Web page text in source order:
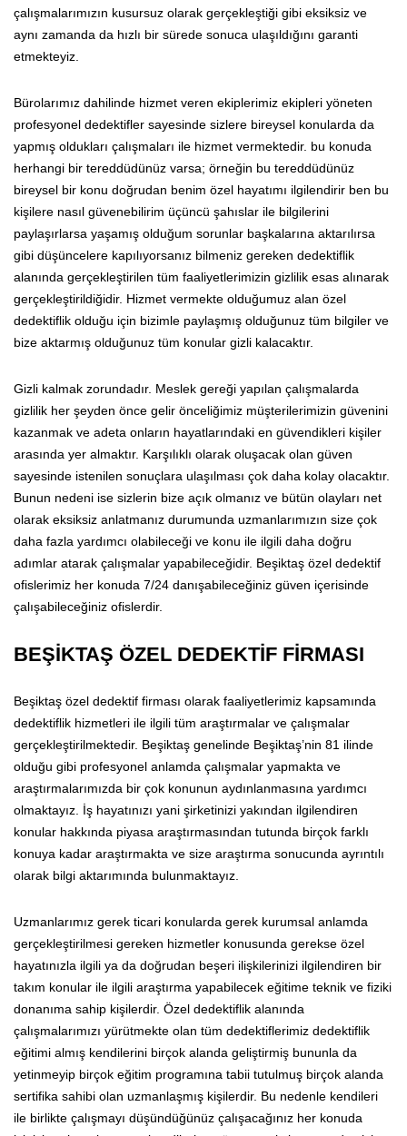
çalışmalarımızın kusursuz olarak gerçekleştiği gibi eksiksiz ve
aynı zamanda da hızlı bir sürede sonuca ulaşıldığını garanti
etmekteyiz.
Bürolarımız dahilinde hizmet veren ekiplerimiz ekipleri yöneten
profesyonel dedektifler sayesinde sizlere bireysel konularda da
yapmış oldukları çalışmaları ile hizmet vermektedir. bu konuda
herhangi bir tereddüdünüz varsa; örneğin bu tereddüdünüz
bireysel bir konu doğrudan benim özel hayatımı ilgilendirir ben bu
kişilere nasıl güvenebilirim üçüncü şahıslar ile bilgilerini
paylaşırlarsa yaşamış olduğum sorunlar başkalarına aktarılırsa
gibi düşüncelere kapılıyorsanız bilmeniz gereken dedektiflik
alanında gerçekleştirilen tüm faaliyetlerimizin gizlilik esas alınarak
gerçekleştirildiğidir. Hizmet vermekte olduğumuz alan özel
dedektiflik olduğu için bizimle paylaşmış olduğunuz tüm bilgiler ve
bize aktarmış olduğunuz tüm konular gizli kalacaktır.
Gizli kalmak zorundadır. Meslek gereği yapılan çalışmalarda
gizlilik her şeyden önce gelir önceliğimiz müşterilerimizin güvenini
kazanmak ve adeta onların hayatlarındaki en güvendikleri kişiler
arasında yer almaktır. Karşılıklı olarak oluşacak olan güven
sayesinde istenilen sonuçlara ulaşılması çok daha kolay olacaktır.
Bunun nedeni ise sizlerin bize açık olmanız ve bütün olayları net
olarak eksiksiz anlatmanız durumunda uzmanlarımızın size çok
daha fazla yardımcı olabileceği ve konu ile ilgili daha doğru
adımlar atarak çalışmalar yapabileceğidir. Beşiktaş özel dedektif
ofislerimiz her konuda 7/24 danışabileceğiniz güven içerisinde
çalışabileceğiniz ofislerdir.
BEŞİKTAŞ ÖZEL DEDEKTİF FİRMASI
Beşiktaş özel dedektif firması olarak faaliyetlerimiz kapsamında
dedektiflik hizmetleri ile ilgili tüm araştırmalar ve çalışmalar
gerçekleştirilmektedir. Beşiktaş genelinde Beşiktaş’nin 81 ilinde
olduğu gibi profesyonel anlamda çalışmalar yapmakta ve
araştırmalarımızda bir çok konunun aydınlanmasına yardımcı
olmaktayız. İş hayatınızı yani şirketinizi yakından ilgilendiren
konular hakkında piyasa araştırmasından tutunda birçok farklı
konuya kadar araştırmakta ve size araştırma sonucunda ayrıntılı
olarak bilgi aktarımında bulunmaktayız.
Uzmanlarımız gerek ticari konularda gerek kurumsal anlamda
gerçekleştirilmesi gereken hizmetler konusunda gerekse özel
hayatınızla ilgili ya da doğrudan beşeri ilişkilerinizi ilgilendiren bir
takım konular ile ilgili araştırma yapabilecek eğitime teknik ve fiziki
donanıma sahip kişilerdir. Özel dedektiflik alanında
çalışmalarımızı yürütmekte olan tüm dedektiflerimiz dedektiflik
eğitimi almış kendilerini birçok alanda geliştirmiş bununla da
yetinmeyip birçok eğitim programına tabii tutulmuş birçok alanda
sertifika sahibi olan uzmanlaşmış kişilerdir. Bu nedenle kendileri
ile birlikte çalışmayı düşündüğünüz çalışacağınız her konuda